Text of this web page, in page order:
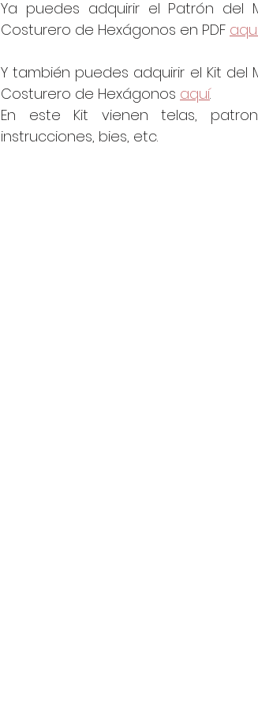
Ya puedes adquirir el Patrón del
Costurero de Hexágonos en PDF
Y también puedes adquirir el Kit del
Costurero de Hexágonos aquí.
En este Kit vienen telas,
instrucciones, bies, etc.